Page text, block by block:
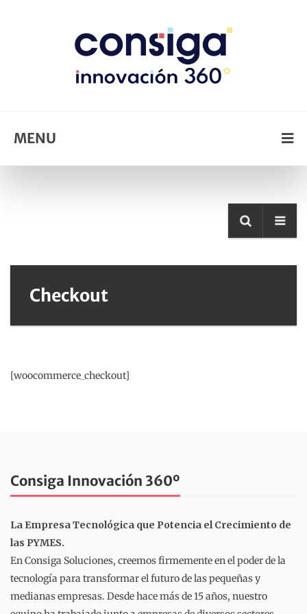
MENU
Checkout
[woocommerce_checkout]
Consiga Innovación 360º
La Empresa Tecnológica que Potencia el Crecimiento de
las PYMES.
En Consiga Soluciones, creemos firmemente en el poder de la
tecnología para transformar el futuro de las pequeñas y
medianas empresas. Desde hace más de 15 años, nuestro